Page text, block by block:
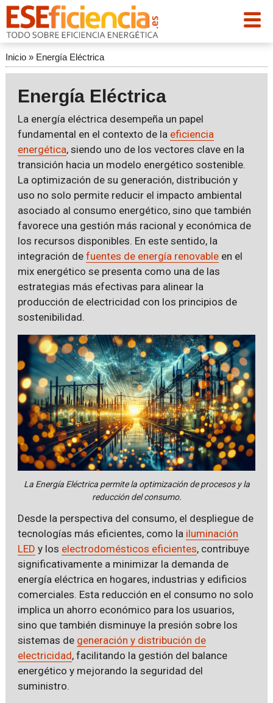
Inicio» Energía Eléctrica
Energía Eléctrica
La energía eléctrica desempeña un papel
fundamental en el contexto de la eficiencia
energética, siendo uno de los vectores clave en la
transición hacia un modelo energético sostenible.
La optimización de su generación, distribución y
uso no solo permite reducir el impacto ambiental
asociado al consumo energético, sino que también
favorece una gestión más racional y económica de
los recursos disponibles. En este sentido, la
integración de fuentes de energía renovableen el
mix energético se presenta como una de las
estrategias más efectivas para alinear la
producción de electricidad con los principios de
sostenibilidad.
La Energía Eléctrica permite la optimización de procesos y la
reducción del consumo.
Desde la perspectiva del consumo, el despliegue de
tecnologías más eficientes, como la iluminación
LED y los electrodomésticos eficientes, contribuye
significativamente a minimizar la demanda de
energía eléctrica en hogares, industrias y edificios
comerciales. Esta reducción en el consumo no solo
implica un ahorro económico para los usuarios,
sino que también disminuye la presión sobre los
sistemas de generación y distribución de
electricidad, facilitando la gestión del balance
energético y mejorando la seguridad del
suministro.